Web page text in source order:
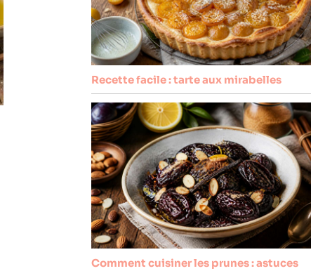
Recette facile : tarte aux mirabelles
Comment cuisiner les prunes : astuces